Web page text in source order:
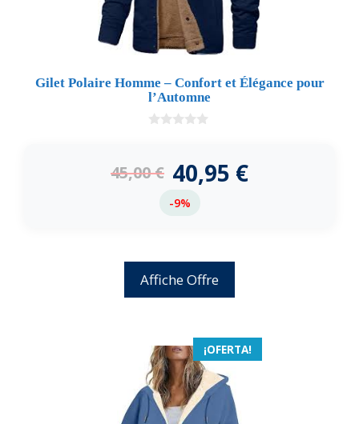
Gilet Polaire Homme – Confort et Élégance pour
l’Automne
5
45,00€ 40,95 €
-9%
Affiche Offre
¡OFERTA!